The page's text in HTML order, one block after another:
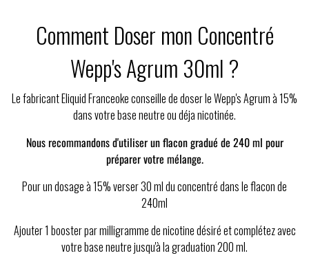
Comment Doser mon Concentré
Wepp's Agrum 30ml ?
Le fabricant Eliquid Franceoke conseille de doser le Wepp's Agrum à 15%
dans votre base neutre ou déja nicotinée.
Nous recommandons d'utiliser un flacon gradué de 240 ml pour
préparer votre mélange.
Pour un dosage à 15% verser 30 ml du concentré dans le flacon de
240ml
Ajouter 1 booster par milligramme de nicotine désiré et complétez avec
votre base neutre jusqu'à la graduation 200 ml.